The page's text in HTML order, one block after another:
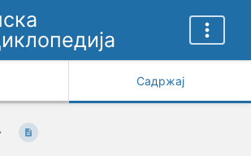
Садржај